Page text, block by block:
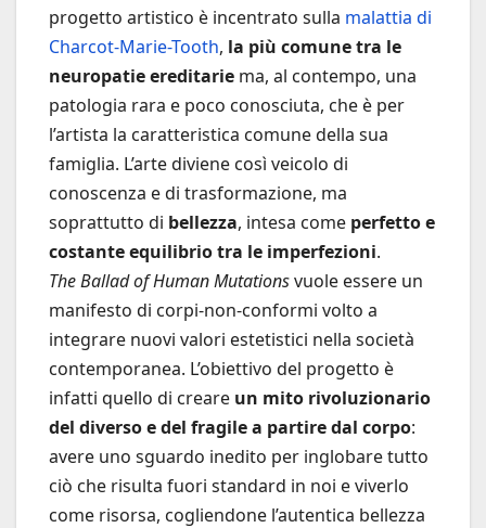
progetto artistico è incentrato sulla malattia di
Charcot-Marie-Tooth, la più comune tra le
neuropatie ereditarie ma, al contempo, una
patologia rara e poco conosciuta, che è per
l’artista la caratteristica comune della sua
famiglia. L’arte diviene così veicolo di
conoscenza e di trasformazione, ma
soprattutto di bellezza, intesa come perfetto e
costante equilibrio tra le imperfezioni.
The Ballad of Human Mutationsvuole essere un
manifesto di corpi-non-conformi volto a
integrare nuovi valori estetistici nella società
contemporanea. L’obiettivo del progetto è
infatti quello di creare un mito rivoluzionario
del diverso e del fragile a partire dal corpo:
avere uno sguardo inedito per inglobare tutto
ciò che risulta fuori standard in noi e viverlo
come risorsa, cogliendone l’autentica bellezza